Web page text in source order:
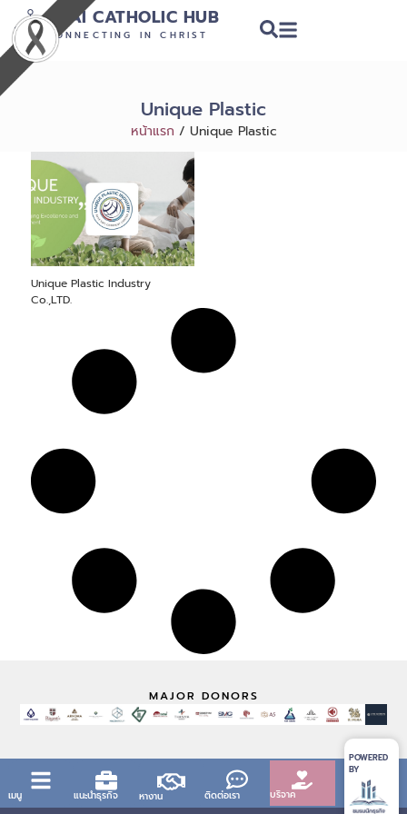
THAI CATHOLIC HUB
CONNECTING IN CHRIST
Unique Plastic
หน้าแรก / Unique Plastic
Unique Plastic Industry
Co.,LTD.
MAJOR DONORS
เมนู แนะนำธุรกิจ หางาน ติดต่อเรา บริจาค
POWERED
BY